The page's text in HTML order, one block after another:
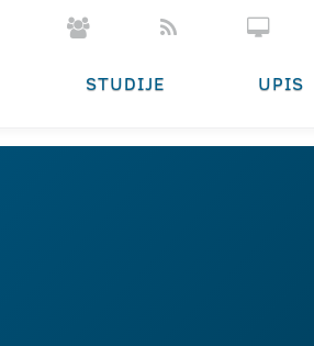
STUDIJE UPIS